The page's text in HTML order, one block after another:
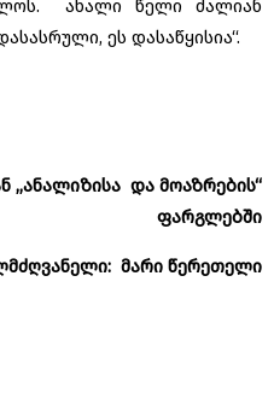
ახალი წელი ძალიან
ეს დასაწყისია“.
,,ანალიზისა და მოაზრების“
ფარგლებში
მარი წერეთელი